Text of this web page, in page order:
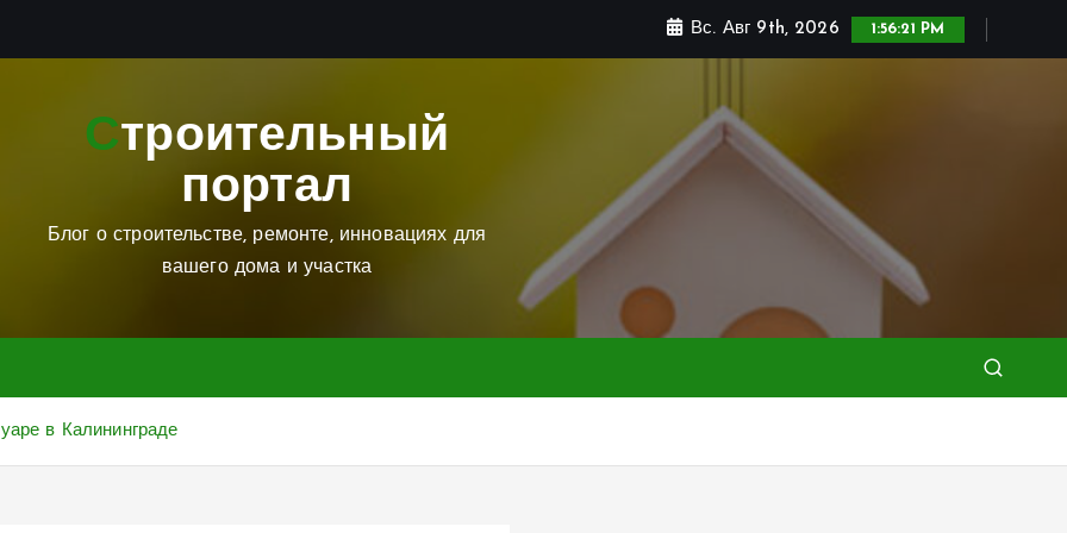
Вс. Авг 9th, 2026 1:56:23 PM
Строительный
портал
Блог о строительстве, ремонте, инновациях для
вашего дома и участка
в Калининграде